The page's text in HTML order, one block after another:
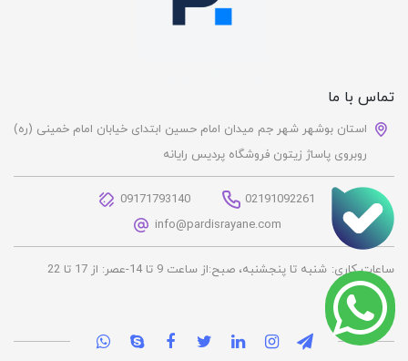
تماس با ما
استان بوشهر شهر جم میدان امام حسین ابتدای خیابان امام خمینی (ره)
روبروی پاساژ زیتون فروشگاه پردیس رایانه
09171793140
02191092261
info@pardisrayane.com
ساعات کاری: شنبه تا پنجشنبه، صبح:از ساعت 9 تا 14-عصر: از 17 تا 22